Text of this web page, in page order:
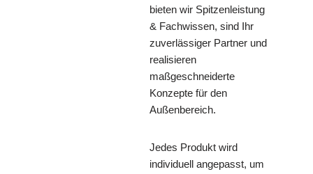
bieten wir Spitzenleistung
& Fachwissen, sind Ihr
zuverlässiger Partner und
realisieren
maßgeschneiderte
Konzepte für den
Außenbereich.
Jedes Produkt wird
individuell angepasst, um